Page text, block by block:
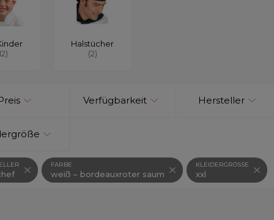
Halstücher
(2)
Verfügbarkeit Hersteller
FARBE
weiß – bordeauxroter saum
KLEIDERGRÖSSE
xxl